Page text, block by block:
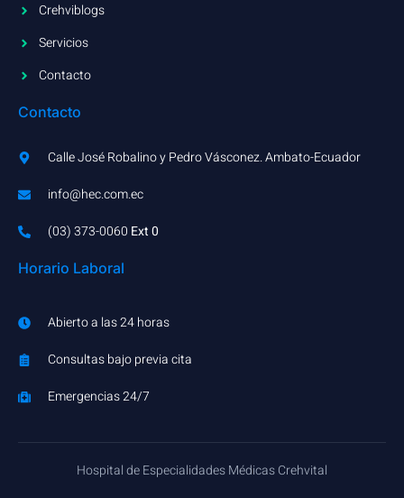
Crehviblogs
Servicios
Contacto
Contacto
Calle José Robalino y Pedro Vásconez. Ambato-Ecuador
info@hec.com.ec
(03) 373-0060​ Ext 0
Horario Laboral
Abierto a las 24 horas
Consultas bajo previa cita
Emergencias 24/7
Hospital de Especialidades Médicas Crehvital